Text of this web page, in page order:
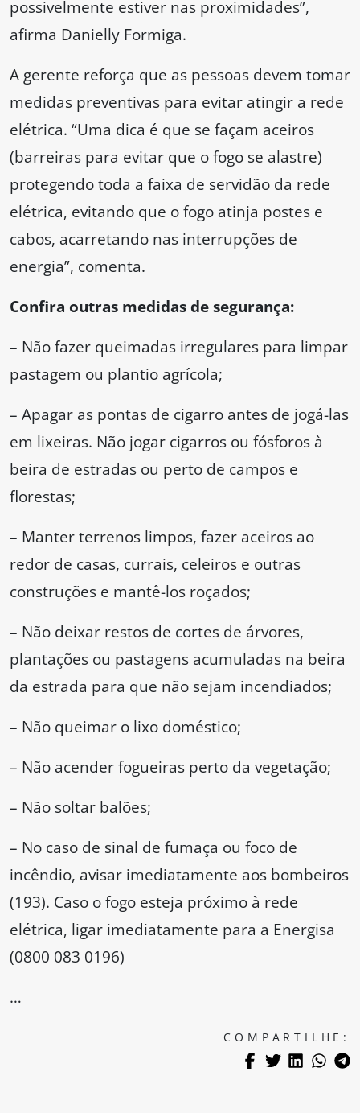
possivelmente estiver nas proximidades”,
afirma Danielly Formiga.
A gerente reforça que as pessoas devem tomar
medidas preventivas para evitar atingir a rede
elétrica. “Uma dica é que se façam aceiros
(barreiras para evitar que o fogo se alastre)
protegendo toda a faixa de servidão da rede
elétrica, evitando que o fogo atinja postes e
cabos, acarretando nas interrupções de
energia”, comenta.
Confira outras medidas de segurança:
– Não fazer queimadas irregulares para limpar
pastagem ou plantio agrícola;
– Apagar as pontas de cigarro antes de jogá-las
em lixeiras. Não jogar cigarros ou fósforos à
beira de estradas ou perto de campos e
florestas;
– Manter terrenos limpos, fazer aceiros ao
redor de casas, currais, celeiros e outras
construções e mantê-los roçados;
– Não deixar restos de cortes de árvores,
plantações ou pastagens acumuladas na beira
da estrada para que não sejam incendiados;
– Não queimar o lixo doméstico;
– Não acender fogueiras perto da vegetação;
– Não soltar balões;
– No caso de sinal de fumaça ou foco de
incêndio, avisar imediatamente aos bombeiros
(193). Caso o fogo esteja próximo à rede
elétrica, ligar imediatamente para a Energisa
(0800 083 0196)
…
COMPARTILHE: